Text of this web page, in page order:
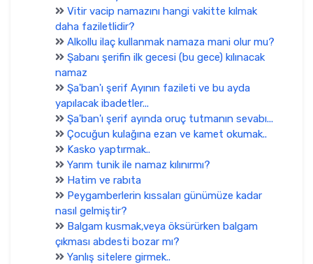
Vitir vacip namazını hangi vakitte kılmak
daha faziletlidir?
Alkollu ilaç kullanmak namaza mani olur mu?
Şabanı şerifin ilk gecesi (bu gece) kılınacak
namaz
Şa'ban'ı şerif Ayının fazileti ve bu ayda
yapılacak ibadetler...
Şa'ban'ı şerif ayında oruç tutmanın sevabı...
Çocuğun kulağına ezan ve kamet okumak..
Kasko yaptırmak..
Yarım tunik ile namaz kılınırmı?
Hatim ve rabıta
Peygamberlerin kıssaları günümüze kadar
nasıl gelmiştir?
Balgam kusmak,veya öksürürken balgam
çıkması abdesti bozar mı?
Yanlış sitelere girmek..